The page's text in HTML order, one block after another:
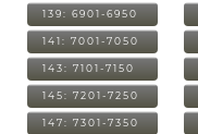
139: 6901-6950
141: 7001-7050
143: 7101-7150
145: 7201-7250
147: 7301-7350